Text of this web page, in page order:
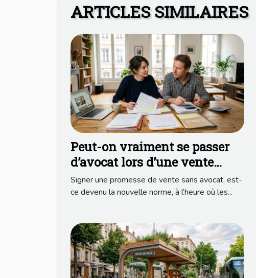
ARTICLES SIMILAIRES
Peut-on vraiment se passer
d’avocat lors d’une vente
immobilière ?
Signer une promesse de vente sans avocat, est-
ce devenu la nouvelle norme, à l’heure où les...